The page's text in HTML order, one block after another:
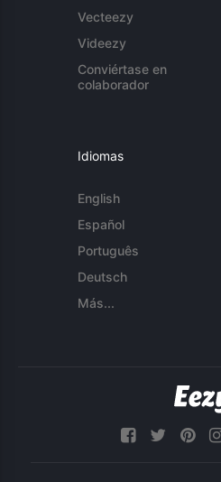
Vecteezy
Videezy
Conviértase en
colaborador
Idiomas
English
Español
Português
Deutsch
Más...